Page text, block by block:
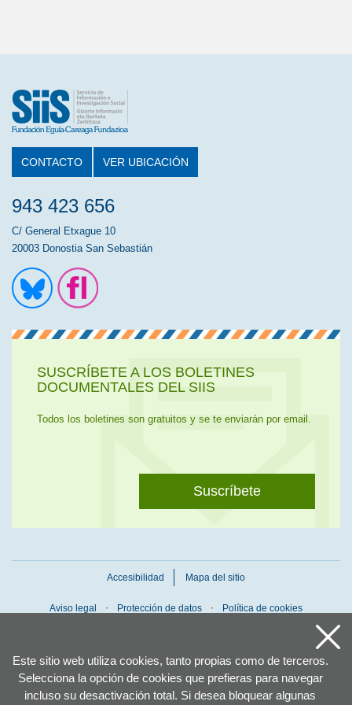
Este sitio web utiliza cookies, tanto propias como de terceros.
Selecciona la opción de cookies que prefieras para navegar
incluso su desactivación total. Si desea bloquear algunas
CONTACTO VER UBICACIÓN
943 423 656
C/ General Etxague 10
20003 Donostia San Sebastián
SUSCRÍBETE A LOS BOLETINES
DOCUMENTALES DEL SIIS
Todos los boletines son gratuitos y se te enviarán por email.
Suscríbete
Accesibilidad Mapa del sitio
Aviso legal Protección de datos Política de cookies